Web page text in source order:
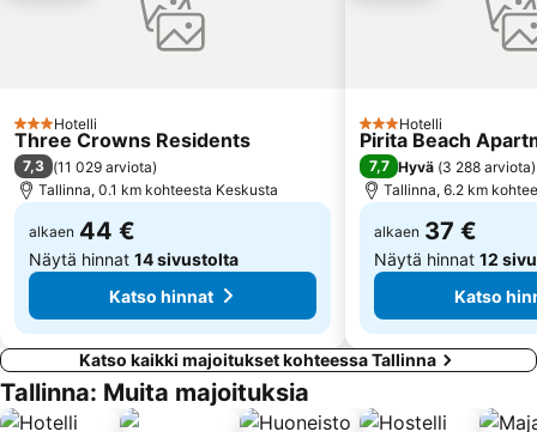
Lilleküla
Männiku
Sikupilli
Õismäe
3 Tähtiluokitus
Hotelli
Three Crowns Residents
7,3 (11 029 arviota)
Tallinna, 0.1 km kohteesta Keskusta
alkaen 44 €
Näytä hinnat 14 sivustolta
Katso hinnat
3 Tähtiluokitus
Hotelli
Pirita Beach
7,7 Hyvä (3 288 arviota)
Tallinna, 6.2 km
alkaen 37 €
Näytä hinnat 12
Katso
Katso kaikki majoitukset kohteessa Tallinna
Tallinna: Muita majoituksia